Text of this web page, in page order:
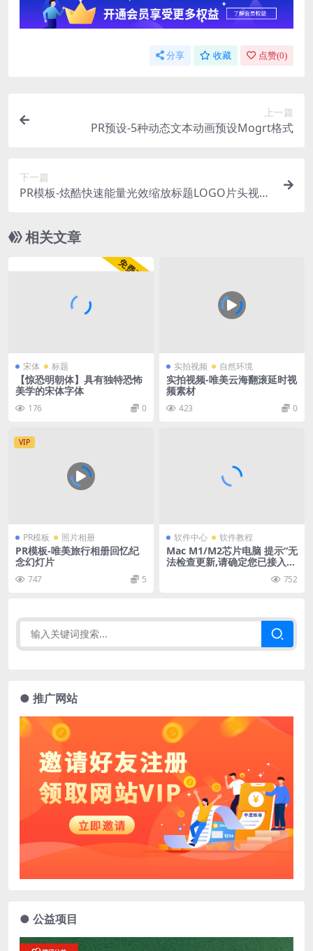
分享 收藏 点赞(0)
上一篇
PR预设-5种动态文本动画预设Mogrt格式
下一篇
PR模板-炫酷快速能量光效缩放标题LOGO片头视频
相关文章
宋体 标题
【惊恐明朝体】具有独特恐怖
美学的宋体字体
176 0
实拍视频 自然环境
实拍视频-唯美云海翻滚延时视
频素材
423 0
VIP
PR模板 照片相册
PR模板-唯美旅行相册回忆纪
念幻灯片
747 5
软件中心 软件教程
Mac M1/M2芯片电脑 提示“无
法检查更新,请确定您已接入互
752
● 推广网站
● 公益项目